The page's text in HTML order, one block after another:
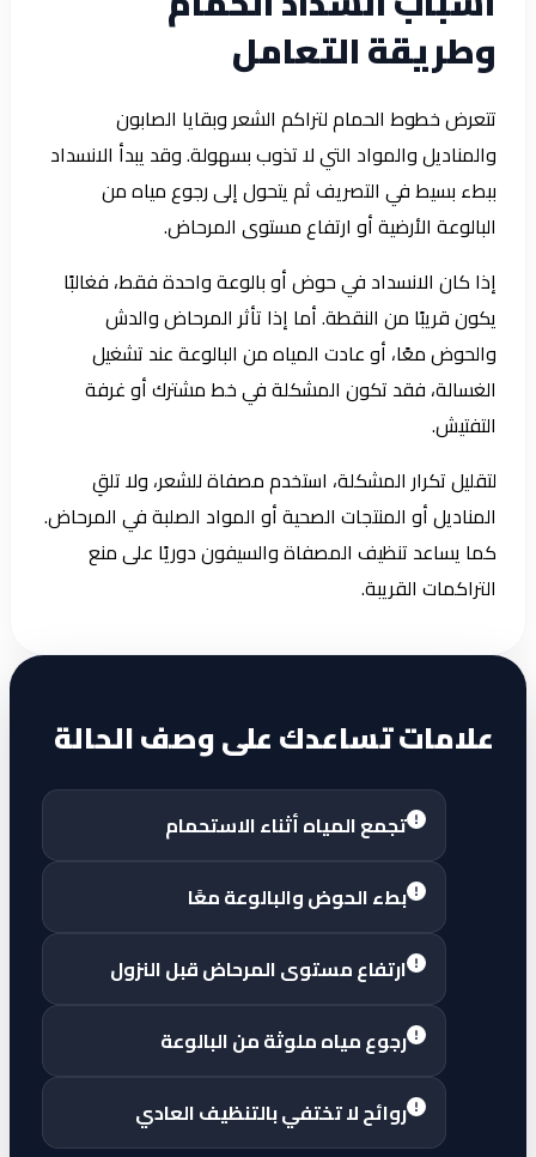
وطريقة التعامل
تتعرض خطوط الحمام لتراكم الشعر وبقايا الصابون
والمناديل والمواد التي لا تذوب بسهولة. وقد يبدأ الانسداد
ببطء بسيط في التصريف ثم يتحول إلى رجوع مياه من
البالوعة الأرضية أو ارتفاع مستوى المرحاض.
إذا كان الانسداد في حوض أو بالوعة واحدة فقط، فغالبًا
يكون قريبًا من النقطة. أما إذا تأثر المرحاض والدش
والحوض معًا، أو عادت المياه من البالوعة عند تشغيل
الغسالة، فقد تكون المشكلة في خط مشترك أو غرفة
التفتيش.
لتقليل تكرار المشكلة، استخدم مصفاة للشعر، ولا تلقِ
المناديل أو المنتجات الصحية أو المواد الصلبة في المرحاض.
كما يساعد تنظيف المصفاة والسيفون دوريًا على منع
التراكمات القريبة.
علامات تساعدك على وصف الحالة
تجمع المياه أثناء الاستحمام
بطء الحوض والبالوعة معًا
ارتفاع مستوى المرحاض قبل النزول
رجوع مياه ملوثة من البالوعة
روائح لا تختفي بالتنظيف العادي